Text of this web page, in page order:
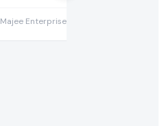
Majee Enterprises (Pvt) Ltd